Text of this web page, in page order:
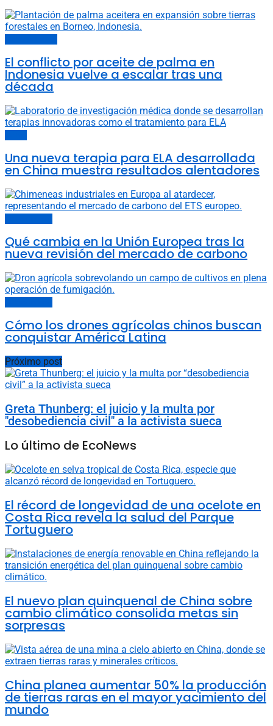
El conflicto por aceite de palma en
Indonesia vuelve a escalar tras una
década
Una nueva terapia para ELA desarrollada
en China muestra resultados alentadores
Qué cambia en la Unión Europea tras la
nueva revisión del mercado de carbono
Cómo los drones agrícolas chinos buscan
conquistar América Latina
Próximo post
Greta Thunberg: el juicio y la multa por
"desobediencia civil" a la activista sueca
Lo último de EcoNews
El récord de longevidad de una ocelote en
Costa Rica revela la salud del Parque
Tortuguero
El nuevo plan quinquenal de China sobre
cambio climático consolida metas sin
sorpresas
China planea aumentar 50% la producción
de tierras raras en el mayor yacimiento del
mundo